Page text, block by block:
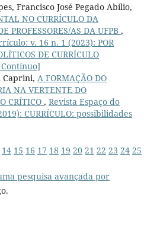
Francisco José Pegado Abílio,
NO CURRÍCULO DA
PROFESSORES/AS DA UFPB ,
v. 16 n. 1 (2023): POR
DE CURRÍCULO
Caprini, A FORMAÇÃO DO
NA VERTENTE DO
CRÍTICO , Revista Espaço do
CURRÍCULO: possibilidades
14 15 16 17 18 19 20 21 22 23 24 25
pesquisa avançada por